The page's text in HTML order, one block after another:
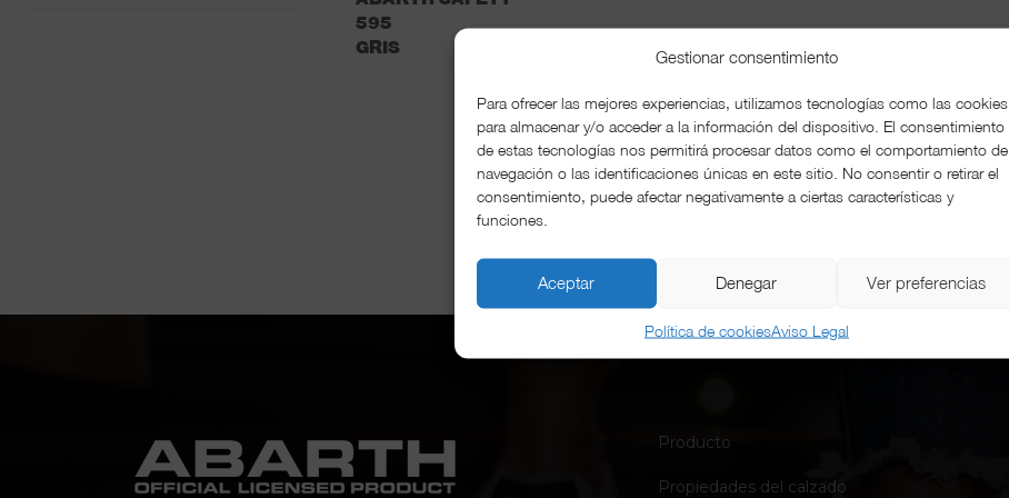
Gestionar consentimiento
Para ofrecer las mejores experiencias, utilizamos tecnologías como las cookies
para almacenar y/o acceder a la información del dispositivo. El consentimiento
de estas tecnologías nos permitirá procesar datos como el comportamiento de
navegación o las identificaciones únicas en este sitio. No consentir o retirar el
consentimiento, puede afectar negativamente a ciertas características y
funciones.
Aceptar Denegar Ver preferencias
Política de cookiesAviso Legal
595
GRIS
Producto
Propiedades del calzado